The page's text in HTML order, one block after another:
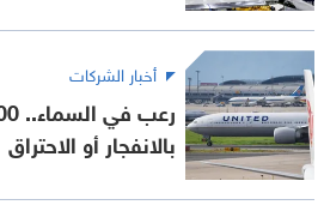
أخبار الشركات
بالانفجار أو الاحتراق